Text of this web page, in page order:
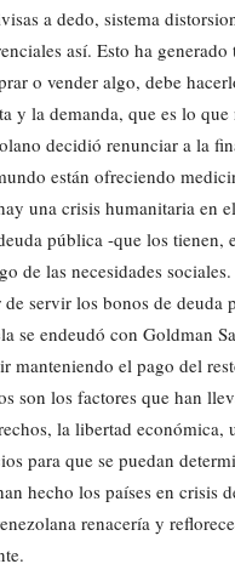
a dedo, sistema
así. Esto ha
o vender algo, debe
y la demanda, que es lo
decidió renunciar a la
están ofreciendo
una crisis humanitaria en
pública -que los
de las necesidades
servir los bonos de
se endeudó con Goldman
manteniendo el pago del
son los factores que han
la libertad
para que se puedan
hecho los países en crisis
renacería y